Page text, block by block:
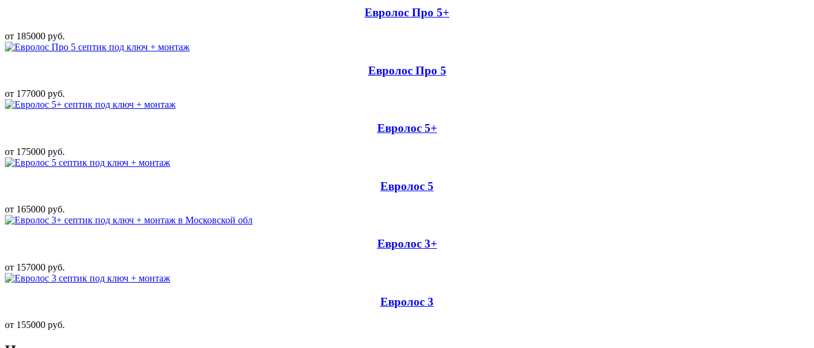
Евролос Про 5+
от 185000 руб.
Евролос Про 5
от 177000 руб.
Евролос 5+
от 175000 руб.
Евролос 5
от 165000 руб.
Евролос 3+
от 157000 руб.
Евролос 3
от 155000 руб.